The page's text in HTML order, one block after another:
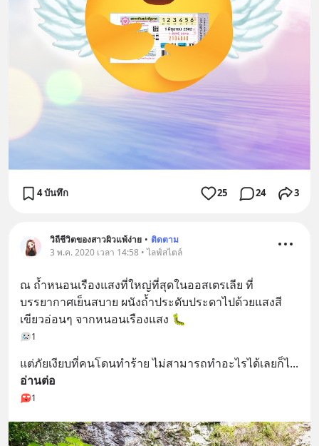
4 บันทึก 25 24 3
วิถีชีวิตของสาวผิวแพ้ง่าย • ติดตาม
3 พ.ค. 2020 เวลา 14:58 • ไลฟ์สไตล์
ณ ถ้ำหนอนเรืองแสงที่ใหญ่ที่สุดในออสเตรเลีย ที่
บรรยากาศเย็นสบาย ผนังถ้ำประดับประดาไปด้วยแสงสี
เขียวอ่อนๆ จากหนอนเรืองแสง 🐛
1
แต่ภัยเงียบที่คนโดนทำร้าย ไม่สามารถทำอะไรได้เลยก็ไ
อ่านต่อ
1